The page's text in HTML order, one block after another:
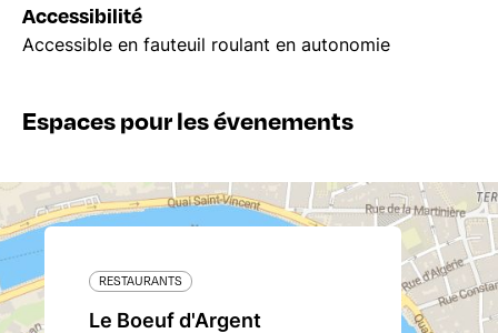
Accessibilité
Accessible en fauteuil roulant en autonomie
Espaces pour les évenements
RESTAURANTS
Le Boeuf d'Argent